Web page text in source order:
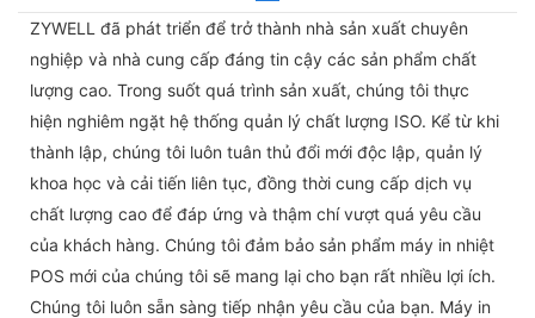
ZYWELL đã phát triển để trở thành nhà sản xuất chuyên
nghiệp và nhà cung cấp đáng tin cậy các sản phẩm chất
lượng cao. Trong suốt quá trình sản xuất, chúng tôi thực
hiện nghiêm ngặt hệ thống quản lý chất lượng ISO. Kể từ khi
thành lập, chúng tôi luôn tuân thủ đổi mới độc lập, quản lý
khoa học và cải tiến liên tục, đồng thời cung cấp dịch vụ
chất lượng cao để đáp ứng và thậm chí vượt quá yêu cầu
của khách hàng. Chúng tôi đảm bảo sản phẩm máy in nhiệt
POS mới của chúng tôi sẽ mang lại cho bạn rất nhiều lợi ích.
Chúng tôi luôn sẵn sàng tiếp nhận yêu cầu của bạn. Máy in